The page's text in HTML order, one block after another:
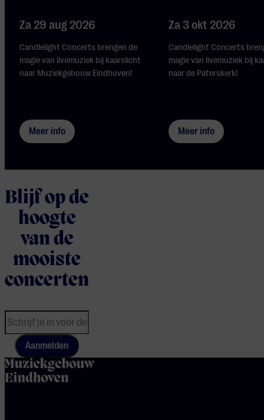
Za 29 aug 2026
Candlelight Concerts brengen de
magie van livemuziek bij kaarslicht
naar Muziekgebouw Eindhoven!
Meer info
Za 3 okt 2026
Candlelight Concerts
magie van livemuziek bij
naar de Paterskerk!
Meer info
Blijf op de
hoogte
van de
mooiste
concerten
Aanmelden